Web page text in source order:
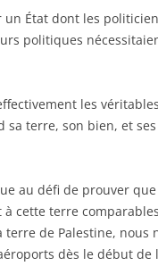
un État dont les
politiques
les
sa terre, son bien, et
au défi de prouver que
cette terre
de Palestine, nous
dès le début